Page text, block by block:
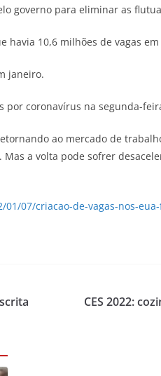
governo para eliminar as
havia 10,6 milhões de vagas
janeiro.
por coronavírus na segunda-
ao mercado de
a volta pode sofrer
07/criacao-de-vagas-nos-
CES 2022: